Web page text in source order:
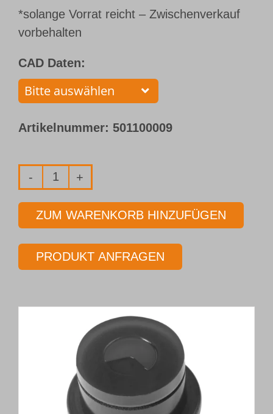
*solange Vorrat reicht – Zwischenverkauf
vorbehalten
CAD Daten:
Artikelnummer: 501100009
Einlippen-
Tiefbohrwerkzeug
Typ 01
Länge 10 x Ø
ZUM WARENKORB HINZUFÜGEN
PRODUKT ANFRAGEN